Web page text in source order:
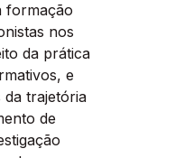
formação
nos
da prática
e
trajetória
de